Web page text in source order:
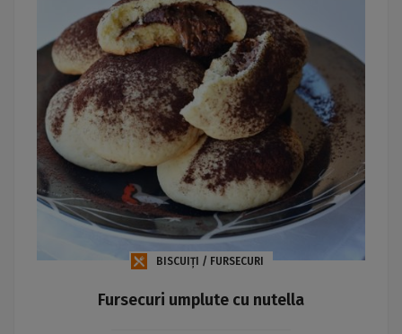
BISCUIȚI / FURSECURI
Fursecuri umplute cu nutella